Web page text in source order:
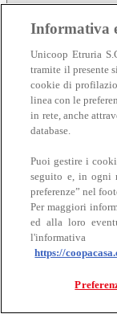
Carne
Bovino
Informativa
Unicoop Etruria
tramite il presente
cookie di
linea con le
in rete, anche
database.
Puoi gestire i
seguito e, in ogni
preferenze” nel
Per maggiori
ed alla loro
https://